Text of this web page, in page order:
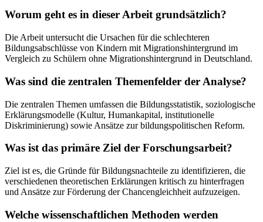
Worum geht es in dieser Arbeit grundsätzlich?
Die Arbeit untersucht die Ursachen für die schlechteren
Bildungsabschlüsse von Kindern mit Migrationshintergrund im
Vergleich zu Schülern ohne Migrationshintergrund in Deutschland.
Was sind die zentralen Themenfelder der Analyse?
Die zentralen Themen umfassen die Bildungsstatistik, soziologische
Erklärungsmodelle (Kultur, Humankapital, institutionelle
Diskriminierung) sowie Ansätze zur bildungspolitischen Reform.
Was ist das primäre Ziel der Forschungsarbeit?
Ziel ist es, die Gründe für Bildungsnachteile zu identifizieren, die
verschiedenen theoretischen Erklärungen kritisch zu hinterfragen
und Ansätze zur Förderung der Chancengleichheit aufzuzeigen.
Welche wissenschaftlichen Methoden werden